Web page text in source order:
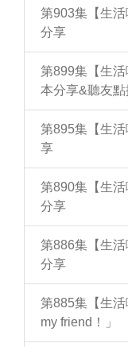
第903集【生
分享
第899集【生
本分享&聽友點
第895集【生
享
第890集【生
分享
第886集【生
分享
第885集【生活
my friend！」